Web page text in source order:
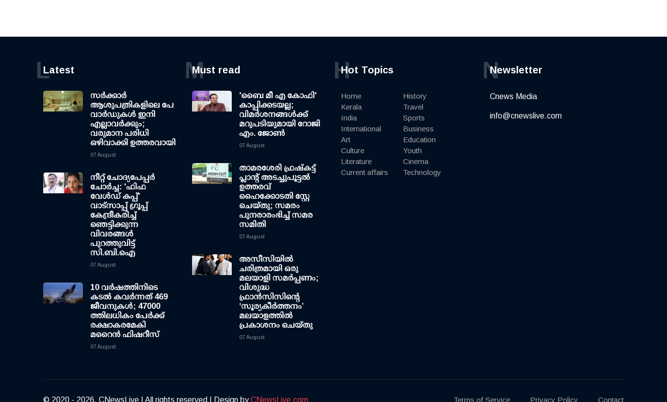
Latest
L
സര്‍ക്കാര്‍
ആശുപത്രികളിലെ പേ
വാര്‍ഡുകള്‍ ഇനി
എല്ലാവര്‍ക്കും;
വരുമാന പരിധി
ഒഴിവാക്കി ഉത്തരവായി
07 August
നീറ്റ് ചോദ്യപേപ്പര്‍
ചോര്‍ച്ച: 'ഫിഫ
വേള്‍ഡ് കപ്പ്'
വാട്സാപ്പ് ഗ്രൂപ്പ്
കേന്ദ്രീകരിച്ച്
ഞെട്ടിക്കുന്ന
വിവരങ്ങള്‍
പുറത്തുവിട്ട്
സി.ബി.ഐ
07 August
10 വര്‍ഷത്തിനിടെ
കടല്‍ കവര്‍ന്നത് 469
ജീവനുകള്‍; 47000
ത്തിലധികം പേര്‍ക്ക്
രക്ഷാകരമേകി
മറൈന്‍ ഫിഷറീസ്
07 August
Must read
M
'ബൈ മീ എ കോഫി'
കാപ്പിക്കടയല്ല;
വിമര്‍ശനങ്ങള്‍ക്ക്
മറുപടിയുമായി റോജി
എം. ജോണ്‍
07 August
താമരശേരി ഫ്രഷ്കട്ട്
പ്ലാന്റ് അടച്ചുപൂട്ടൽ
ഉത്തരവ്
ഹൈക്കോടതി സ്റ്റേ
ചെയ്തു; സമരം
പുനരാരംഭിച്ച് സമര
സമിതി
07 August
അസീസിയിൽ
ചരിത്രമായി ഒരു
മലയാളി സമർപ്പണം;
വിശുദ്ധ
ഫ്രാൻസിസിന്റെ
‘സൂര്യകീർത്തനം’
മലയാളത്തിൽ
പ്രകാശനം ചെയ്തു
07 August
Hot Topics
H
Home
Kerala
India
International
Art
Culture
Literature
Current affairs
History
Travel
Sports
Business
Education
Youth
Cinema
Technology
Newsletter
N
Cnews Media
info@cnewslive.com
© 2020 - 2026, CNewsLive | All rights reserved | Design byCNewsLive.com Terms of Service Privacy Policy Contact